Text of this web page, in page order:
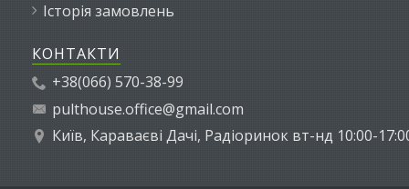
Історія замовлень
КОНТАКТИ
+38(066) 570-38-99
pulthouse.office@gmail.com
Київ, Караваєві Дачі, Радіоринок вт-нд 10:00-